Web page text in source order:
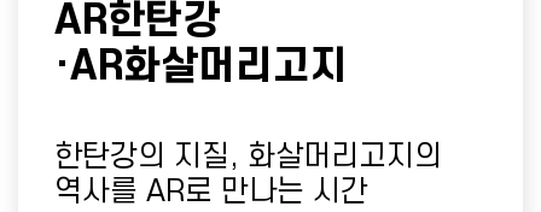
AR한탄강
·AR화살머리고지
한탄강의 지질, 화살머리고지의
역사를 AR로 만나는 시간